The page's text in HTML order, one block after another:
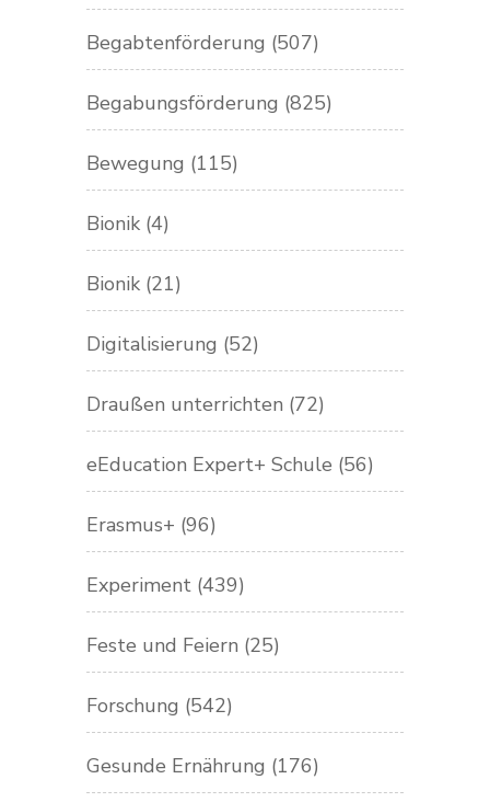
Begabtenförderung (507)
Begabungsförderung (825)
Bewegung (115)
Bionik (4)
Bionik (21)
Digitalisierung (52)
Draußen unterrichten (72)
eEducation Expert+ Schule (56)
Erasmus+ (96)
Experiment (439)
Feste und Feiern (25)
Forschung (542)
Gesunde Ernährung (176)